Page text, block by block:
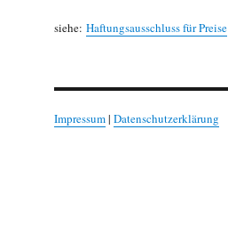
siehe: Haftungsausschluss für Preise
Impressum| Datenschutzerklärung